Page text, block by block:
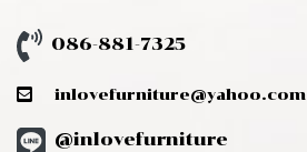
086-881-7325
inlovefurniture@yahoo.com
@inlovefurniture